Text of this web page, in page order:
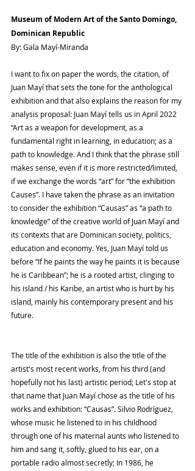
Museum of Modern Art of the Santo Domingo,
Dominican Republic
By: Gala Mayí-Miranda
I want to fix on paper the words, the citation, of
Juan Mayí that sets the tone for the anthological
exhibition and that also explains the reason for my
analysis proposal: Juan Mayí tells us in April 2022
“Art as a weapon for development, as a
fundamental right in learning, in education; as a
path to knowledge. And I think that the phrase still
makes sense, even if it is more restricted/limited,
if we exchange the words “art” for “the exhibition
Causes”. I have taken the phrase as an invitation
to consider the exhibition “Causas” as “a path to
knowledge” of the creative world of Juan Mayí and
its contexts that are Dominican society, politics,
education and economy. Yes, Juan Mayí told us
before “If he paints the way he paints it is because
he is Caribbean”; he is a rooted artist, clinging to
his island / his Karibe, an artist who is hurt by his
island, mainly his contemporary present and his
future.
The title of the exhibition is also the title of the
artist's most recent works, from his third (and
hopefully not his last) artistic period; Let's stop at
that name that Juan Mayí chose as the title of his
works and exhibition: “Causas”. Silvio Rodríguez,
whose music he listened to in his childhood
through one of his maternal aunts who listened to
him and sang it, softly, glued to his ear, on a
portable radio almost secretly; In 1986, he